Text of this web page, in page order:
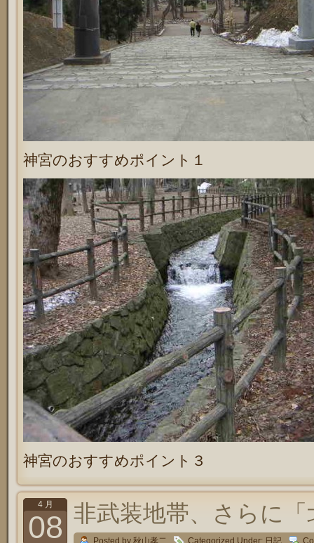
神宮のおすすめポイント１
神宮のおすすめポイント３
4 月
08 非武装地帯、さらに
Posted by 秋山孝二 Categorized Under: 日記